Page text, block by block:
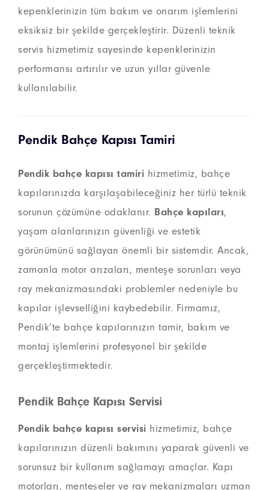
kepenklerinizin tüm bakım ve onarım işlemlerini
eksiksiz bir şekilde gerçekleştirir. Düzenli teknik
servis hizmetimiz sayesinde kepenklerinizin
performansı artırılır ve uzun yıllar güvenle
kullanılabilir.
Pendik Bahçe Kapısı Tamiri
Pendik bahçe kapısı tamiri hizmetimiz, bahçe
kapılarınızda karşılaşabileceğiniz her türlü teknik
sorunun çözümüne odaklanır. Bahçe kapıları,
yaşam alanlarınızın güvenliği ve estetik
görünümünü sağlayan önemli bir sistemdir. Ancak,
zamanla motor arızaları, menteşe sorunları veya
ray mekanizmasındaki problemler nedeniyle bu
kapılar işlevselliğini kaybedebilir. Firmamız,
Pendik’te bahçe kapılarınızın tamir, bakım ve
montaj işlemlerini profesyonel bir şekilde
gerçekleştirmektedir.
Pendik Bahçe Kapısı Servisi
Pendik bahçe kapısı servisi hizmetimiz, bahçe
kapılarınızın düzenli bakımını yaparak güvenli ve
sorunsuz bir kullanım sağlamayı amaçlar. Kapı
motorları, menteşeler ve ray mekanizmaları uzman